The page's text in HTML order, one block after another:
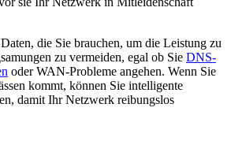
die Sie brauchen, um die Leistung zu
zu vermeiden, egal ob Sie DNS-
oder WAN-Probleme angehen. Wenn Sie
kommt, können Sie intelligente
damit Ihr Netzwerk reibungslos